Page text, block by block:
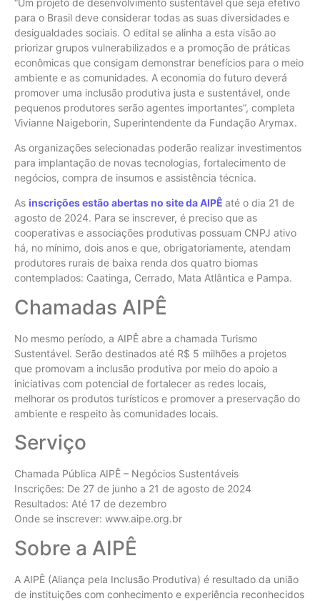
para o Brasil deve considerar todas as suas diversidades e
desigualdades sociais. O edital se alinha a esta visão ao
priorizar grupos vulnerabilizados e a promoção de práticas
econômicas que consigam demonstrar benefícios para o meio
ambiente e as comunidades. A economia do futuro deverá
promover uma inclusão produtiva justa e sustentável, onde
pequenos produtores serão agentes importantes”, completa
Vivianne Naigeborin, Superintendente da Fundação Arymax.
As organizações selecionadas poderão realizar investimentos
para implantação de novas tecnologias, fortalecimento de
negócios, compra de insumos e assistência técnica.
As inscrições estão abertas no site da AIPÊ até o dia 21 de
agosto de 2024. Para se inscrever, é preciso que as
cooperativas e associações produtivas possuam CNPJ ativo
há, no mínimo, dois anos e que, obrigatoriamente, atendam
produtores rurais de baixa renda dos quatro biomas
contemplados: Caatinga, Cerrado, Mata Atlântica e Pampa.
Chamadas AIPÊ
No mesmo período, a AIPÊ abre a chamada Turismo
Sustentável. Serão destinados até R$ 5 milhões a projetos
que promovam a inclusão produtiva por meio do apoio a
iniciativas com potencial de fortalecer as redes locais,
melhorar os produtos turísticos e promover a preservação do
ambiente e respeito às comunidades locais.
Serviço
Chamada Pública AIPÊ – Negócios Sustentáveis
Inscrições: De 27 de junho a 21 de agosto de 2024
Resultados: Até 17 de dezembro
Onde se inscrever: www.aipe.org.br
Sobre a AIPÊ
A AIPÊ (Aliança pela Inclusão Produtiva) é resultado da união
de instituições com conhecimento e experiência reconhecidos